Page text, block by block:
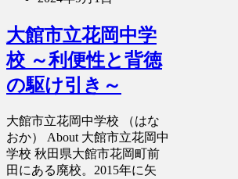
大館市立花岡中学
校 ～利便性と背徳
の駆け引き～
大館市立花岡中学校 （はな
おか） About 大館市立花岡中
学校 秋田県大館市花岡町前
田にある廃校。2015年に矢